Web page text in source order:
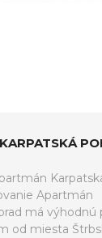
Apartmán
má výhodnú
od miesta